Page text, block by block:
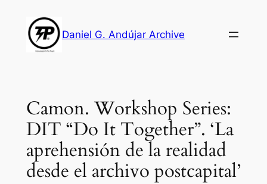
content
Daniel G. Andújar Archive
Camon. Workshop Series:
DIT “Do It Together”. ‘La
aprehensión de la realidad
desde el archivo postcapital’